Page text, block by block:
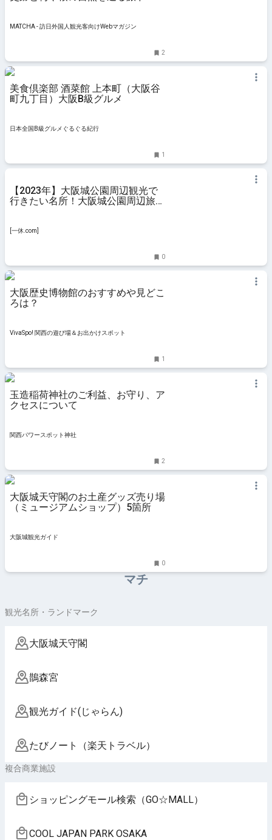
MATCHA - 訪日外国人観光客向けWebマガジン
2
美食倶楽部 酒菜館 上本町（大阪谷
町九丁目）大阪B級グルメ
日本全国B級グルメぐるぐる紀行
1
【2023年】大阪城公園周辺観光で
行きたい名所！大阪城公園周辺旅行
[一休.com]
0
大阪歴史博物館のおすすめや見どこ
ろは？
VivaSpo! 関西の遊び場＆お出かけスポット
1
玉造稲荷神社のご利益、お守り、ア
クセスについて
関西パワースポット神社
2
大阪城天守閣のお土産グッズ売り場
（ミュージアムショップ）5箇所
大阪城観光ガイド
0
マチ
観光名所・ランドマーク
大阪城天守閣
鵲森宮
観光ガイド(じゃらん)
たびノート（楽天トラベル）
複合商業施設
ショッピングモール検索（GO☆MALL）
COOL JAPAN PARK OSAKA